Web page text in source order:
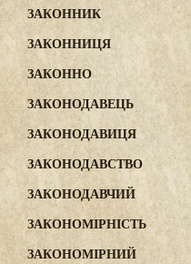
ЗАКОННИК
ЗАКОННИЦЯ
ЗАКОННО
ЗАКОНОДАВЕЦЬ
ЗАКОНОДАВИЦЯ
ЗАКОНОДАВСТВО
ЗАКОНОДАВЧИЙ
ЗАКОНОМІРНІСТЬ
ЗАКОНОМІРНИЙ